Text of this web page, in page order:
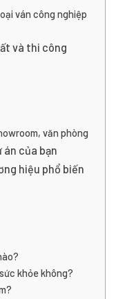
ván công nghiệp
và thi công
văn phòng
án của bạn
hiệu phổ biến
khỏe không?